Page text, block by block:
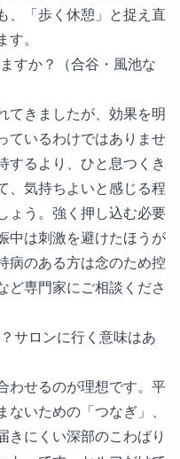
、「歩く休憩」と捉え直
。
すか？（合谷・風池な
てきましたが、効果を明
ているわけではありませ
するより、ひと息つくき
、気持ちよいと感じる程
ょう。強く押し込む必要
中は刺激を避けたほうが
病のある方は念のため控
ど専門家にご相談くださ
サロンに行く意味はあ
わせるのが理想です。平
いための「つなぎ」、
きにくい深部のこわばり